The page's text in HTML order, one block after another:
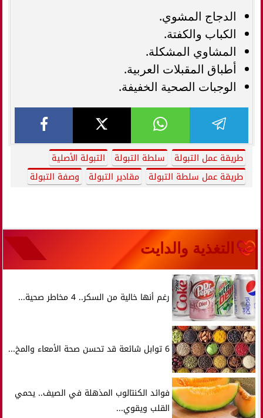
الدجاج المشوي.
الكباب والكفتة.
المشاوي المشكلة.
أطباق المقبلات العربية.
الوجبات الصحية الخفيفة.
طريقة عمل التبولة سلطة التبولة
التبولة الأصلية
طريقة عمل سلطة التبولة
مقادير التبولة وصفة التبولة
التغذية والدايت
رغم أنها خالية من السكر.. 4 مخاطر صحية...
6 توابل شائعة قد تحسن صحة الأمعاء والمخ...
فوائد الكنتالوب المذهلة في الصيف.. يحمي
القلب ويقوي...